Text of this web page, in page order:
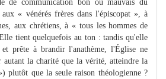
de communication bon ou mauvais du
aux « vénérés frères dans l'épiscopat », à
aux chrétiens, à « tous les hommes de
tient quelquefois au ton : tandis qu'elle
et prête à brandir l'anathème, l'Église ne
la charité que la vérité, atteindre la
plutôt que la seule raison théologienne ?